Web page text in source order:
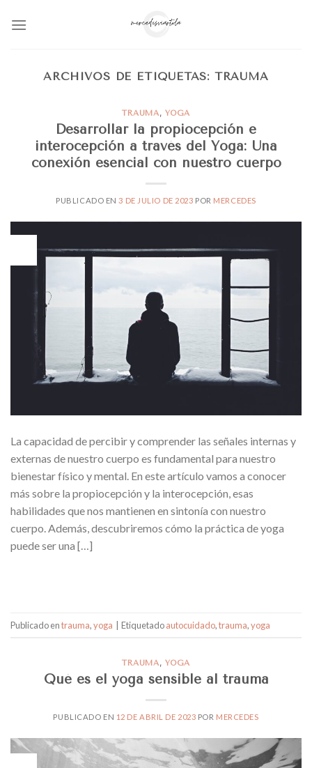
ARCHIVOS DE ETIQUETAS: TRAUMA
TRAUMA, YOGA
Desarrollar la propiocepción e
interocepción a través del Yoga: Una
conexión esencial con nuestro cuerpo
PUBLICADO EN 3 DE JULIO DE 2023 POR MERCEDES
La capacidad de percibir y comprender las señales internas y
externas de nuestro cuerpo es fundamental para nuestro
bienestar físico y mental. En este artículo vamos a conocer
más sobre la propiocepción y la interocepción, esas
habilidades que nos mantienen en sintonía con nuestro
cuerpo. Además, descubriremos cómo la práctica de yoga
puede ser una […]
Publicado entrauma,yoga Etiquetadoautocuidado,trauma,yoga
TRAUMA, YOGA
Qué es el yoga sensible al trauma
PUBLICADO EN 12 DE ABRIL DE 2023 POR MERCEDES